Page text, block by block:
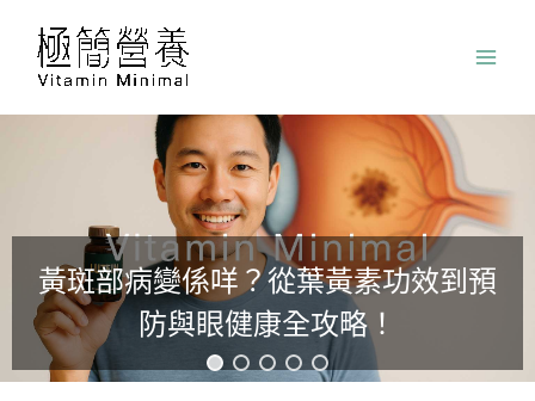
黃斑部病變係咩？從葉黃素功效到預
防與眼健康全攻略！